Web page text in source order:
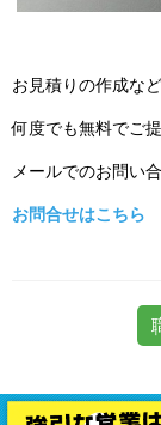
お見積りの作成など
何度でも無料でご
メールでのお問い
お問合せはこちら